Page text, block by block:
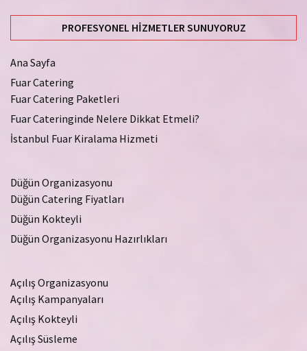
PROFESYONEL HIZMETLER SUNUYORUZ
Ana Sayfa
Fuar Catering
Fuar Catering Paketleri
Fuar Cateringinde Nelere Dikkat Etmeli?
İstanbul Fuar Kiralama Hizmeti
Düğün Organizasyonu
Düğün Catering Fiyatları
Düğün Kokteyli
Düğün Organizasyonu Hazırlıkları
Açılış Organizasyonu
Açılış Kampanyaları
Açılış Kokteyli
Açılış Süsleme